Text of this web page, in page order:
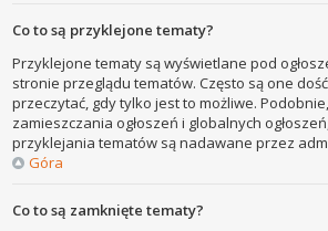
Co to są przyklejone tematy?
Przyklejone tematy są wyświetlane pod
stronie przeglądu tematów. Często są one
przeczytać, gdy tylko jest to możliwe.
zamieszczania ogłoszeń i globalnych
przyklejania tematów są nadawane przez
Góra
Co to są zamknięte tematy?